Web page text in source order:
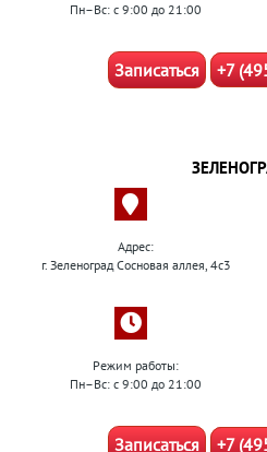
Пн–Вс: с 9:00 до 21:00
Записаться +7
Адрес:
г. Зеленоград Сосновая аллея, 4с3
Режим работы:
Пн–Вс: с 9:00 до 21:00
Записаться +7